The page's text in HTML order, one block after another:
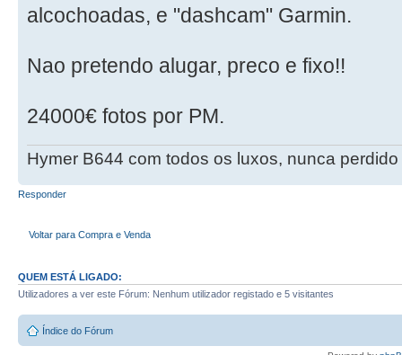
alcochoadas, e "dashcam" Garmin.
Nao pretendo alugar, preco e fixo!!
24000€ fotos por PM.
Hymer B644 com todos os luxos, nunca
Responder
Voltar para Compra e Venda
QUEM ESTÁ LIGADO:
Utilizadores a ver este Fórum: Nenhum utilizador registado e 5 visitantes
Índice do Fórum